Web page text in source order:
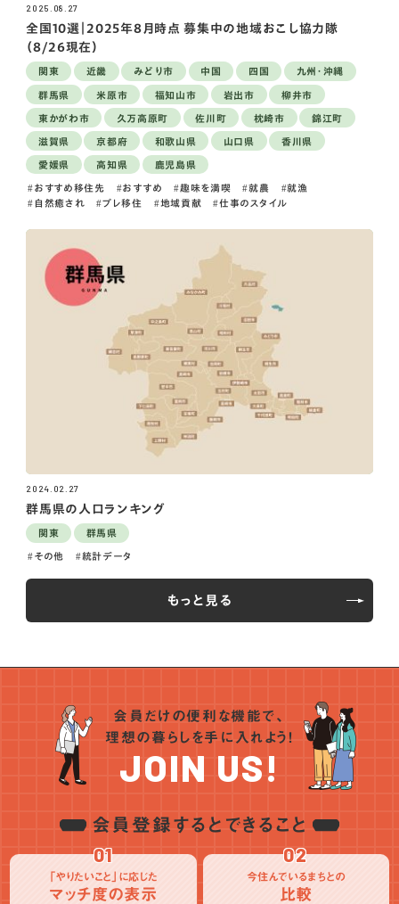
2025.08.27
全国10選｜2025年8月時点 募集中の地域おこし協力隊
（8/26現在）
関東 近畿 みどり市 中国 四国 九州・沖縄
群馬県 米原市 福知山市 岩出市 柳井市
東かがわ市 久万高原町 佐川町 枕崎市 錦江町
滋賀県 京都府 和歌山県 山口県 香川県
愛媛県 高知県 鹿児島県
おすすめ移住先 おすすめ 趣味を満喫 就農
就漁
自然癒され
プレ移住 地域貢献 仕事のスタイル
2024.02.27
群馬県の人口ランキング
関東 群馬県
その他 統計データ
もっと見る
会員だけの便利な機能で、
理想の暮らしを手に入れよう！
JOIN US!
会員登録するとできること
01
「やりたいこと」に応じた
マッチ度の表示
02
今住んでいるまちとの
比較